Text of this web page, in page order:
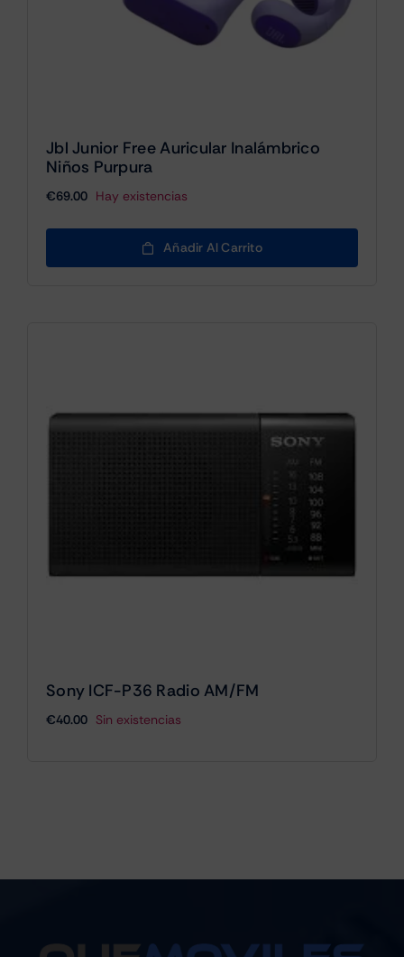
Jbl Junior Free Auricular Inalámbrico
Niños Purpura
€69.00 Hay existencias
Añadir Al Carrito
Sony ICF-P36 Radio AM/FM
€40.00 Sin existencias